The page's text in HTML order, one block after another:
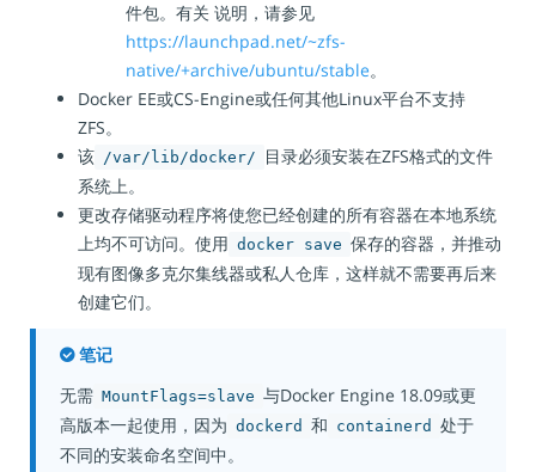
件包。有关 说明，请参见
https://launchpad.net/~zfs-
native/+archive/ubuntu/stable。
Docker EE或CS-Engine或任何其他Linux平台不支持
ZFS。
该 /var/lib/docker/
目录必须安装在ZFS格式的文件
系统上。
更改存储驱动程序将使您已经创建的所有容器在本地系统
上均不可访问。使用 docker save 保存的容器，并推动
现有图像多克尔集线器或私人仓库，这样就不需要再后来
创建它们。
笔记
无需 MountFlags=slave 与Docker Engine 18.09或更
高版本一起使用，因为 dockerd 和 containerd 处于
不同的安装命名空间中。